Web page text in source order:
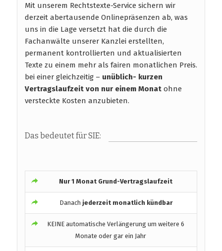
Mit unserem Rechtstexte-Service sichern wir
derzeit abertausende Onlinepräsenzen ab, was
uns in die Lage versetzt hat die durch die
Fachanwälte unserer Kanzlei erstellten,
permanent kontrollierten und aktualisierten
Texte zu einem mehr als fairen monatlichen Preis.
bei einer gleichzeitig – unüblich- kurzen
Vertragslaufzeit von nur einem Monat ohne
versteckte Kosten anzubieten.
Das bedeutet für SIE:
Nur 1 Monat Grund-Vertragslaufzeit
Danach jederzeit monatlich kündbar
KEINE automatische Verlängerung um weitere 6
Monate oder gar ein Jahr